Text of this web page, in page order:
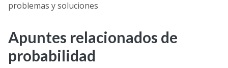
problemas y soluciones
Apuntes relacionados de
probabilidad